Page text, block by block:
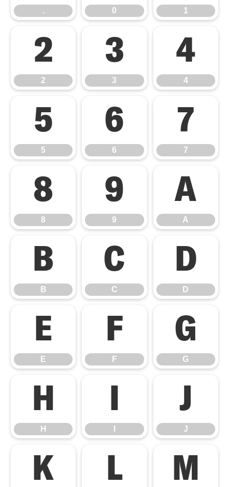
. 0 1
2
2
3
3
4
4
5
5
6
6
7
7
8
8
9
9
A
A
B
B
C
C
D
D
E
E
F
F
G
G
H
H
I J
J
K L M